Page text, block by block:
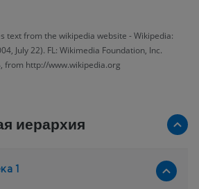
text from the wikipedia website - Wikipedia:
July 22). FL: Wikimedia Foundation, Inc.
from http://www.wikipedia.org
иерархия
1